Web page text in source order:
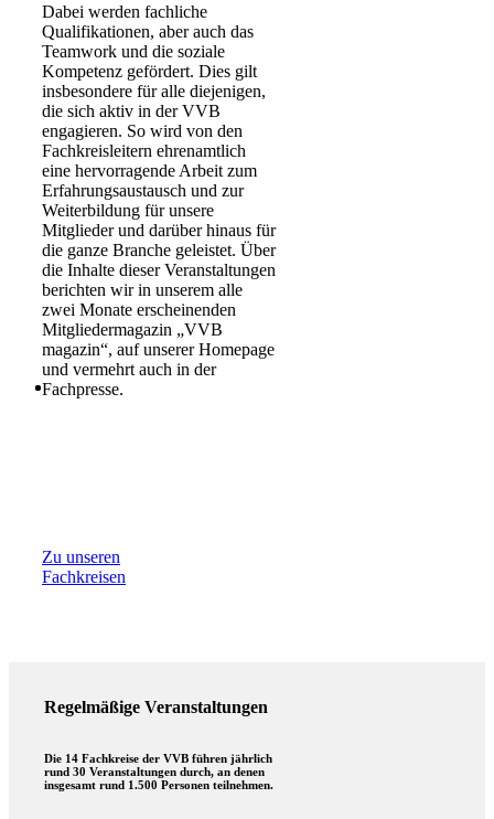
Dabei werden fachliche
Qualifikationen, aber auch das
Teamwork und die soziale
Kompetenz gefördert. Dies gilt
insbesondere für alle diejenigen,
die sich aktiv in der VVB
engagieren. So wird von den
Fachkreisleitern ehrenamtlich
eine hervorragende Arbeit zum
Erfahrungsaustausch und zur
Weiterbildung für unsere
Mitglieder und darüber hinaus für
die ganze Branche geleistet. Über
die Inhalte dieser Veranstaltungen
berichten wir in unserem alle
zwei Monate erscheinenden
Mitgliedermagazin „VVB
magazin“, auf unserer Homepage
und vermehrt auch in der
Fachpresse.
Zu unseren
Fachkreisen
Regelmäßige Veranstaltungen
Die 14 Fachkreise der VVB führen jährlich
rund 30 Veranstaltungen durch, an denen
insgesamt rund 1.500 Personen teilnehmen.